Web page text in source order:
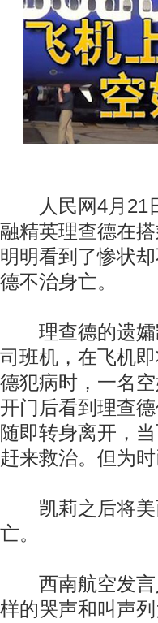
人民网4月21日
融精英理查德在
明明看到了惨状
德不治身亡。
理查德的遗孀
司班机，在飞机
德犯病时，一名
开门后看到理查
随即转身离开，
赶来救治。但为
凯莉之后将美
亡。
西南航空发言
样的哭声和叫声